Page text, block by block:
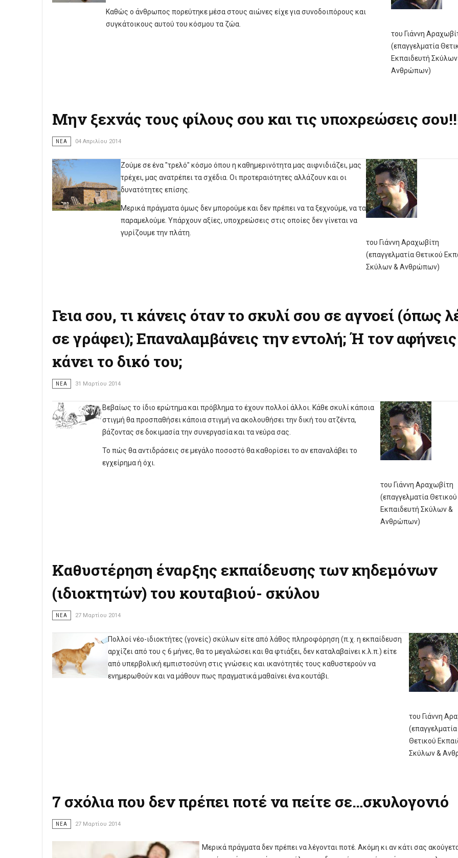
Καθώς ο άνθρωπος πορεύτηκε μέσα στους αιώνες είχε για συνοδοιπόρους και
συγκάτοικους αυτού του κόσμου τα ζώα.
του Γιάννη
(επαγγελματία
Εκπαιδευτή Σκύλων
Ανθρώπων)
Μην ξεχνάς τους φίλους σου και τις υποχρεώσεις
ΝΈΑ 04 Απριλίου 2014
Ζούμε σε ένα "τρελό" κόσμο όπου η καθημερινότητα μας αιφνιδιάζει, μας
τρέχει, μας ανατρέπει τα σχέδια. Οι προτεραιότητες αλλάζουν και οι
δυνατότητες επίσης.
Μερικά πράγματα όμως δεν μπορούμε και δεν πρέπει να τα ξεχνούμε, να τα
παραμελούμε. Υπάρχουν αξίες, υποχρεώσεις στις οποίες δεν γίνεται να
γυρίζουμε την πλάτη.
του Γιάννη Αραχωβίτη
(επαγγελματία Θετικού
Σκύλων & Ανθρώπων)
Γεια σου, τι κάνεις όταν το σκυλί σου σε αγνοεί (όπως
σε γράφει); Επαναλαμβάνεις την εντολή; Ή τον
κάνει το δικό του;
ΝΈΑ 31 Μαρτίου 2014
Βεβαίως το ίδιο ερώτημα και πρόβλημα το έχουν πολλοί άλλοι. Κάθε σκυλί κάποια
στιγμή θα προσπαθήσει κάποια στιγμή να ακολουθήσει την δική του ατζέντα,
βάζοντας σε δοκιμασία την συνεργασία και τα νεύρα σας.
Το πώς θα αντιδράσεις σε μεγάλο ποσοστό θα καθορίσει το αν επαναλάβει το
εγχείρημα ή όχι.
του Γιάννη Αραχωβίτη
(επαγγελματία Θετικού
Εκπαιδευτή Σκύλων &
Ανθρώπων)
Καθυστέρηση έναρξης εκπαίδευσης των κηδεμόνων
(ιδιοκτητών) του κουταβιού- σκύλου
ΝΈΑ 27 Μαρτίου 2014
Πολλοί νέο-ιδιοκτήτες (γονείς) σκύλων είτε από λάθος πληροφόρηση (π.χ. η εκπαίδευση
αρχίζει από του ς 6 μήνες, θα το μεγαλώσει και θα φτιάξει, δεν καταλαβαίνει κ.λ.π.) είτε
από υπερβολική εμπιστοσύνη στις γνώσεις και ικανότητές τους καθυστερούν να
ενημερωθούν και να μάθουν πως πραγματικά μαθαίνει ένα κουτάβι.
του Γιάννη
(επαγγελματία
Θετικού
Σκύλων &
7 σχόλια που δεν πρέπει ποτέ να πείτε σε…σκυλογονιό
ΝΈΑ 27 Μαρτίου 2014
Μερικά πράγματα δεν πρέπει να λέγονται ποτέ. Ακόμη κι αν κάτι σας